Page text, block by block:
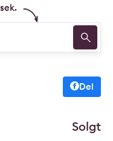
Del
Solgt